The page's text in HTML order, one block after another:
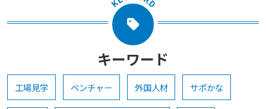
キーワード
工場見学 ベンチャー 外国人材 サポかな